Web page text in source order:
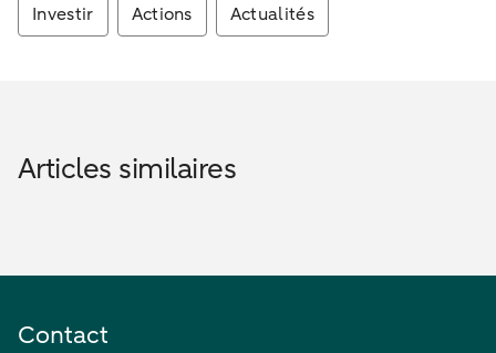
Investir
Actions Actualités
Articles similaires
Contact